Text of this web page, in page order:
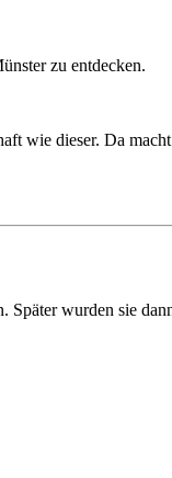
zu entdecken.
wie dieser. Da
wurden sie